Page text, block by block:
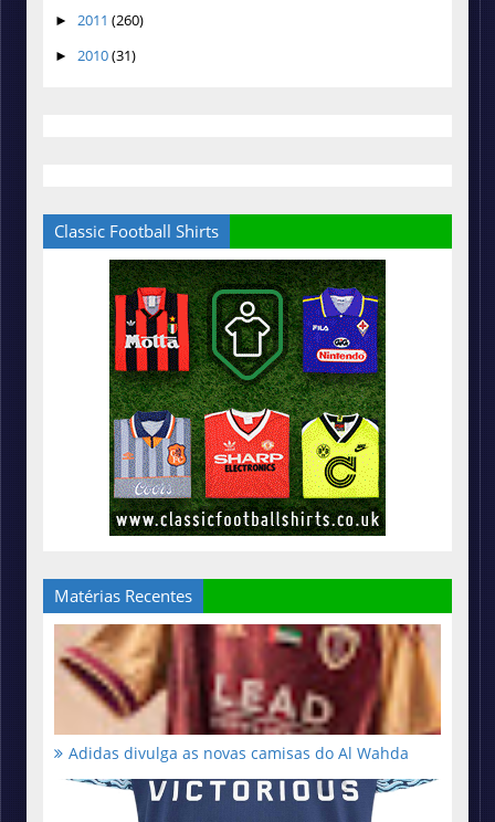
► 2011 (260)
► 2010(31)
Classic Football Shirts
Matérias Recentes
Adidas divulga as novas camisas do Al Wahda